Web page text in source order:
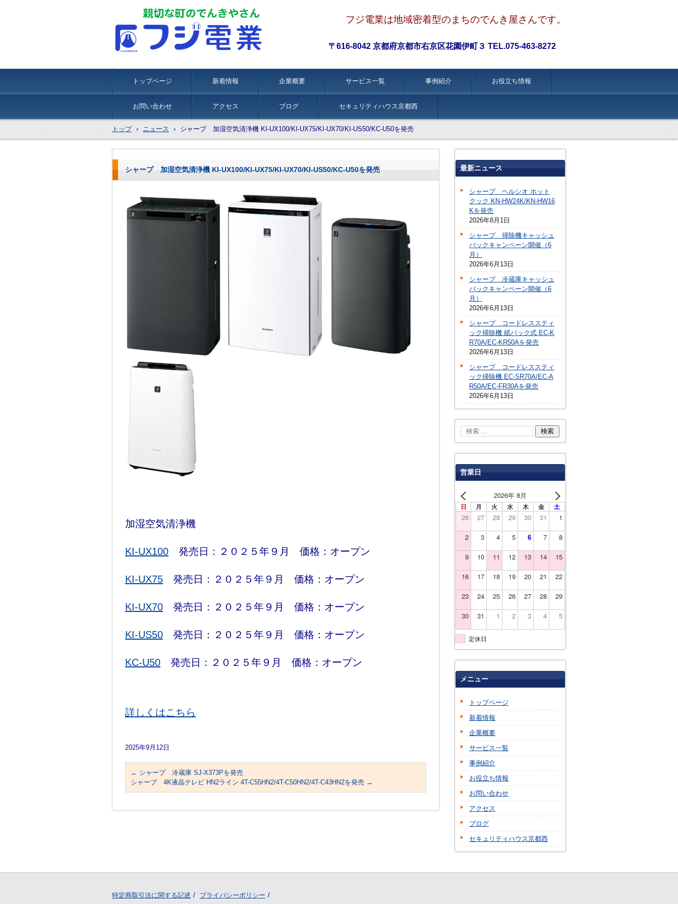
フジ電業は地域密着型のまちのでんき屋さんです。
〒616-8042 京都府京都市右京区花園伊町３ TEL.075-463-8272
トップページ 新着情報 企業概要 サービス一覧 事例紹介 お役立ち情報
お問い合わせ アクセス ブログ セキュリティハウス京都西
トップ › ニュース › シャープ 加湿空気清浄機 KI-UX100/KI-UX75/KI-UX70/KI-US50/KC-U50を発売
シャープ 加湿空気清浄機 KI-UX100/KI-UX75/KI-UX70/KI-US50/KC-U50を発売
加湿空気清浄機
KI-UX100 発売日：２０２５年９月 価格：オープン
KI-UX75 発売日：２０２５年９月 価格：オープン
KI-UX70 発売日：２０２５年９月 価格：オープン
KI-US50 発売日：２０２５年９月 価格：オープン
KC-U50 発売日：２０２５年９月 価格：オープン
詳しくはこちら
2025年9月12日
← シャープ 冷蔵庫 SJ-X373Pを発売
シャープ 4K液晶テレビ HN2ライン 4T-C55HN2/4T-C50HN2/4T-C43HN2を発売 →
最新ニュース
シャープ ヘルシオ ホット
クック KN-HW24K/KN-HW16
Kを発売
2026年8月1日
シャープ 掃除機キャッシュ
バックキャンペーン開催（6
月）
2026年6月13日
シャープ 冷蔵庫キャッシュ
バックキャンペーン開催（6
月）
2026年6月13日
シャープ コードレススティ
ック掃除機 紙パック式 EC-K
R70A/EC-KR50Aを発売
2026年6月13日
シャープ コードレススティ
ック掃除機 EC-SR70A/EC-A
R50A/EC-FR30Aを発売
2026年6月13日
営業日
2026年 8月
日 月 火 水 木 金 土
26 27 28 29 30 31 1
2 3 4 5 6 7 8
9 10 11 12 13 14 15
16 17 18 19 20 21 22
23 24 25 26 27 28 29
30 31 1 2 3 4 5
定休日
メニュー
トップページ
新着情報
企業概要
サービス一覧
事例紹介
お役立ち情報
お問い合わせ
アクセス
ブログ
セキュリティハウス京都西
特定商取引法に関する記述 プライバシーポリシー